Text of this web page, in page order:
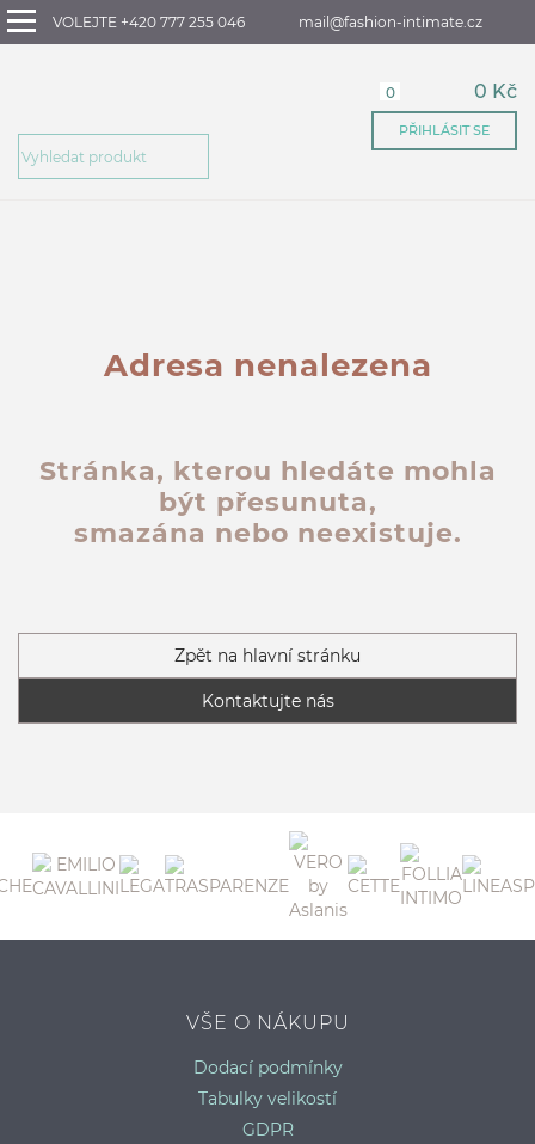
VOLEJTE +420 777 255 046 mail@fashion-intimate.cz
0 0 Kč
PŘIHLÁSIT SE
Adresa nenalezena
Stránka, kterou hledáte mohla
být přesunuta,
smazána nebo neexistuje.
Zpět na hlavní stránku
Kontaktujte nás
VŠE O NÁKUPU
Dodací podmínky
Tabulky velikostí
GDPR